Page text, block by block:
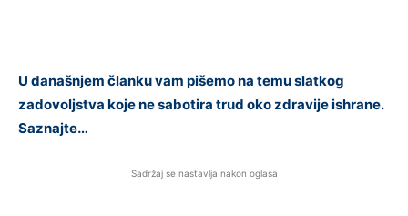
U današnjem članku vam pišemo na temu slatkog
zadovoljstva koje ne sabotira trud oko zdravije ishrane.
Saznajte…
Sadržaj se nastavlja nakon oglasa